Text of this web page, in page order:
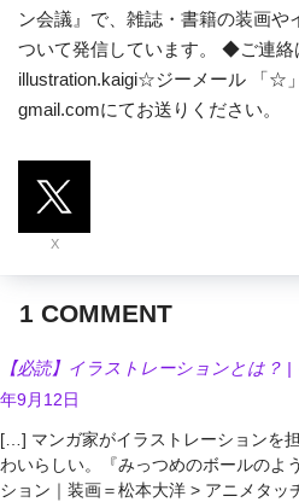
ン会議』で、雑誌・書籍の装画や
ついて発信しています。 ◆ご連絡
illustration.kaigi☆ジーメール 「☆
gmail.comにてお送りください。
X
1 COMMENT
【必読】イラストレーションとは？
年9月12日
[…] マンガ家がイラストレーションを
わいらしい。『みっつめのボールのよ
ション｜装画＝松本大洋 > アニメタッ